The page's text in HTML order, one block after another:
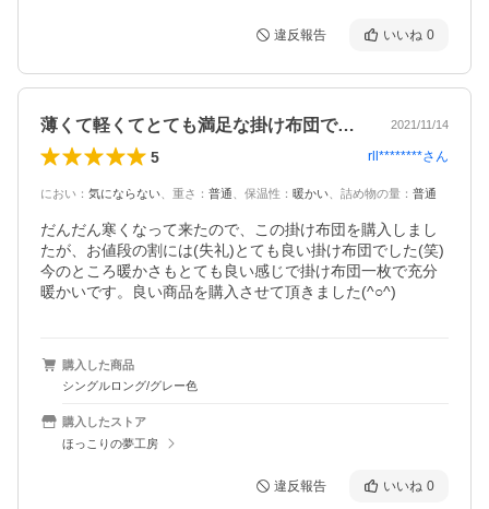
違反報告 いいね 0
薄くて軽くてとても満足な掛け布団です。 2021/11/14
5 rll********さん
におい ： 気にならない 重さ ： 普通 保温性 ： 暖かい 詰め物の量 ： 普通
だんだん寒くなって来たので、この掛け布団を購入しまし
たが、お値段の割には(失礼)とても良い掛け布団でした(笑)
今のところ暖かさもとても良い感じで掛け布団一枚で充分
暖かいです。良い商品を購入させて頂きました(^○^)
購入した商品
シングルロング/グレー色
購入したストア
ほっこりの夢工房
違反報告 いいね 0